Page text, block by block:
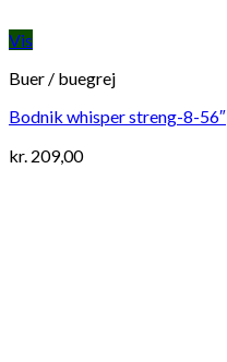
Vis
Buer / buegrej
Bodnik whisper streng-8-56″
kr. 209,00